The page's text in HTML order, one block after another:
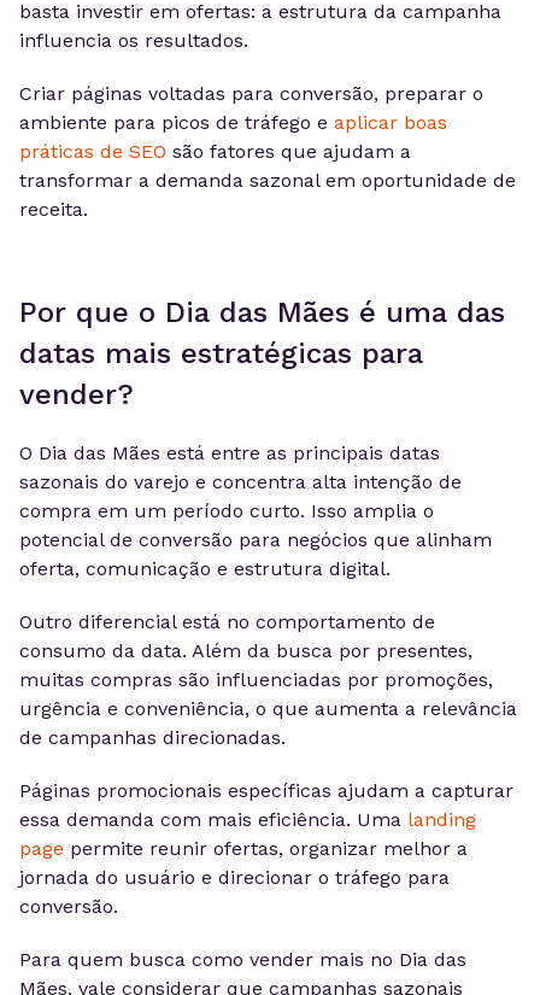
basta investir em ofertas: a estrutura da campanha
influencia os resultados.
Criar páginas voltadas para conversão, preparar o
ambiente para picos de tráfego e aplicar boas
práticas de SEO são fatores que ajudam a
transformar a demanda sazonal em oportunidade de
receita.
Por que o Dia das Mães é uma das
datas mais estratégicas para
vender?
O Dia das Mães está entre as principais datas
sazonais do varejo e concentra alta intenção de
compra em um período curto. Isso amplia o
potencial de conversão para negócios que alinham
oferta, comunicação e estrutura digital.
Outro diferencial está no comportamento de
consumo da data. Além da busca por presentes,
muitas compras são influenciadas por promoções,
urgência e conveniência, o que aumenta a relevância
de campanhas direcionadas.
Páginas promocionais específicas ajudam a capturar
essa demanda com mais eficiência. Uma landing
page permite reunir ofertas, organizar melhor a
jornada do usuário e direcionar o tráfego para
conversão.
Para quem busca como vender mais no Dia das
Mães, vale considerar que campanhas sazonais